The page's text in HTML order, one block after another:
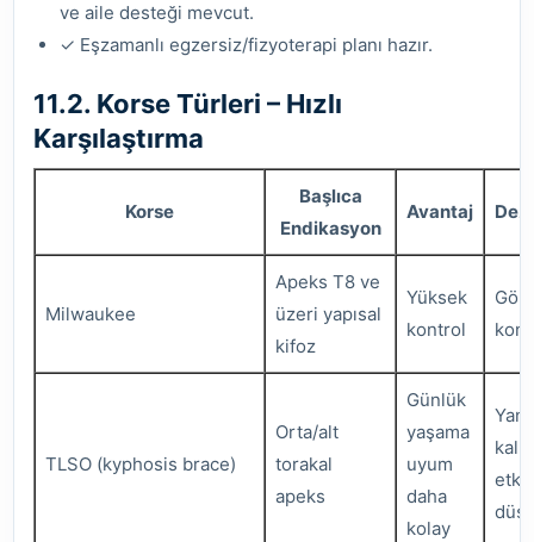
ve aile desteği mevcut.
✓ Eşzamanlı egzersiz/fizyoterapi planı hazır.
11.2. Korse Türleri – Hızlı
Karşılaştırma
Korse
Başlıca
Endikasyon
Avantaj
Milwaukee
Apeks T8 ve
üzeri yapısal
kifoz
Yüksek
kontrol
TLSO (kyphosis brace)
Orta/alt
torakal
apeks
Günlük
yaşama
uyum
daha
kolay